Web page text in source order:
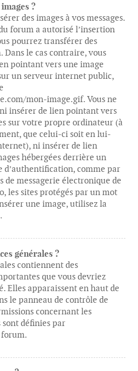
?
des images à vos messages.
forum a autorisé l’insertion
pourrez transférer des
Dans le cas contraire, vous
pointant vers une image
un serveur internet public,
mon-image.gif. Vous ne
insérer de lien pointant vers
sur votre propre ordinateur (à
que celui-ci soit en lui-
ni insérer de lien
hébergées derrière un
d’authentification, comme par
de messagerie électronique de
les sites protégés par un mot
une image, utilisez la
générales ?
contiennent des
que vous devriez
Elles apparaissent en haut de
le panneau de contrôle de
concernant les
sont définies par